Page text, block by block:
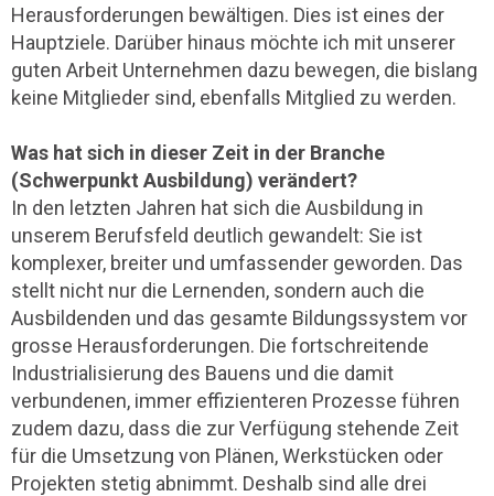
Herausforderungen bewältigen. Dies ist eines der
Hauptziele. Darüber hinaus möchte ich mit unserer
guten Arbeit Unternehmen dazu bewegen, die bislang
keine Mitglieder sind, ebenfalls Mitglied zu werden.
Was hat sich in dieser Zeit in der Branche
(Schwerpunkt Ausbildung) verändert?
In den letzten Jahren hat sich die Ausbildung in
unserem Berufsfeld deutlich gewandelt: Sie ist
komplexer, breiter und umfassender geworden. Das
stellt nicht nur die Lernenden, sondern auch die
Ausbildenden und das gesamte Bildungssystem vor
grosse Herausforderungen. Die fortschreitende
Industrialisierung des Bauens und die damit
verbundenen, immer effizienteren Prozesse führen
zudem dazu, dass die zur Verfügung stehende Zeit
für die Umsetzung von Plänen, Werkstücken oder
Projekten stetig abnimmt. Deshalb sind alle drei